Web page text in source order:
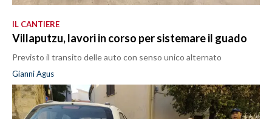
IL CANTIERE
Villaputzu, lavori in corso per sistemare il guado
Previsto il transito delle auto con senso unico alternato
Gianni Agus